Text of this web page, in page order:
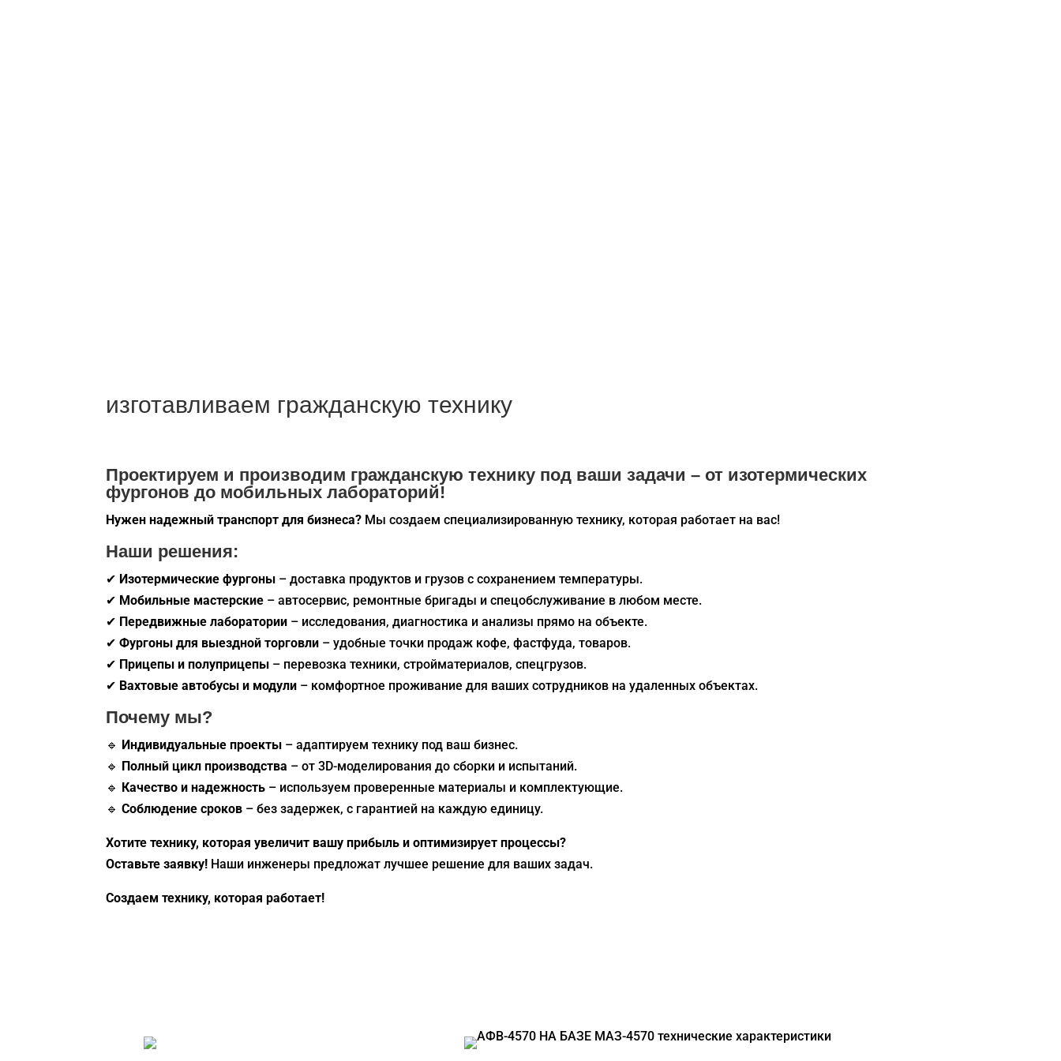
изготавливаем гражданскую технику
Проектируем и производим гражданскую технику под ваши задачи – от изотермических
фургонов до мобильных лабораторий!
Нужен надежный транспорт для бизнеса? Мы создаем специализированную технику, которая работает на вас!
Наши решения:
✔ Изотермические фургоны – доставка продуктов и грузов с сохранением температуры.
✔ Мобильные мастерские – автосервис, ремонтные бригады и спецобслуживание в любом месте.
✔ Передвижные лаборатории – исследования, диагностика и анализы прямо на объекте.
✔ Фургоны для выездной торговли – удобные точки продаж кофе, фастфуда, товаров.
✔ Прицепы и полуприцепы – перевозка техники, стройматериалов, спецгрузов.
✔ Вахтовые автобусы и модули – комфортное проживание для ваших сотрудников на удаленных объектах.
Почему мы?
🔹 Индивидуальные проекты – адаптируем технику под ваш бизнес.
🔹 Полный цикл производства – от 3D-моделирования до сборки и испытаний.
🔹 Качество и надежность – используем проверенные материалы и комплектующие.
🔹 Соблюдение сроков – без задержек, с гарантией на каждую единицу.
Хотите технику, которая увеличит вашу прибыль и оптимизирует процессы?
Оставьте заявку! Наши инженеры предложат лучшее решение для ваших задач.
Создаем технику, которая работает!